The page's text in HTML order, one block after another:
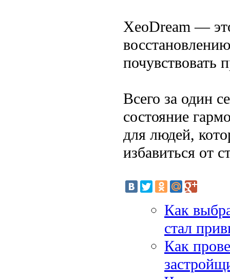
XeoDream —
почувствовать
Всего за один
состояние
для людей,
избавиться от
Как
стал
Как